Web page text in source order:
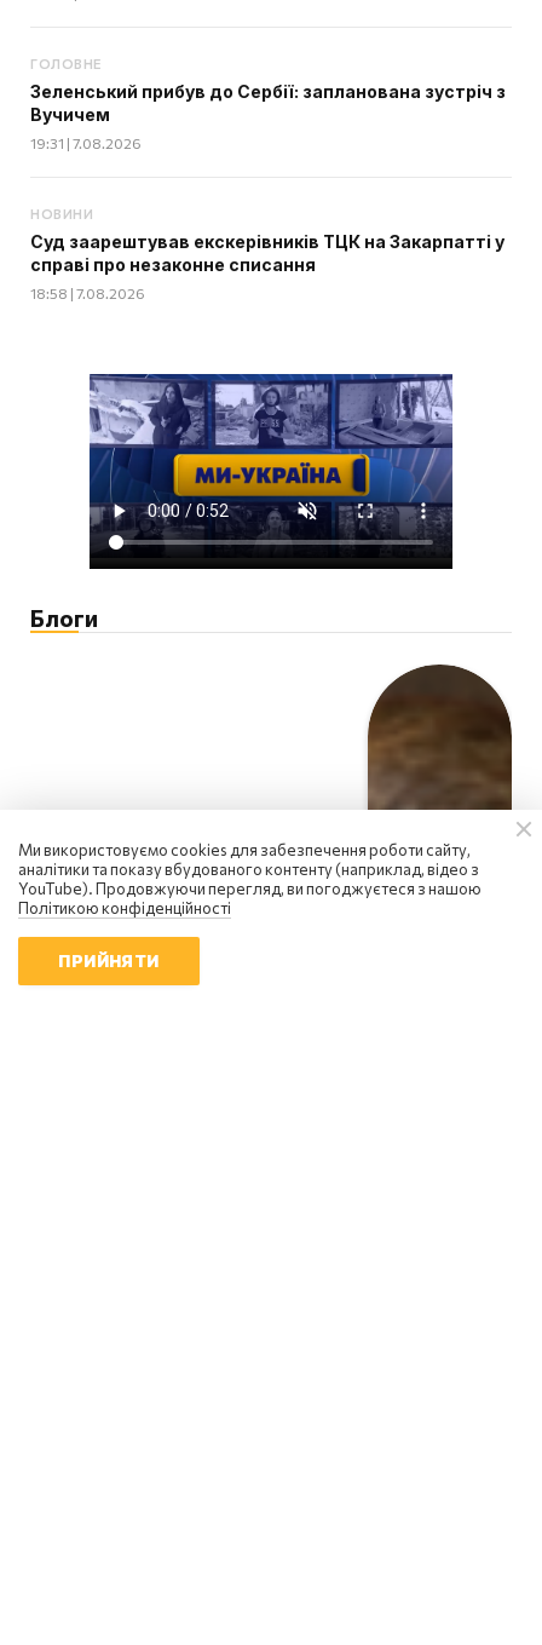
ГОЛОВНЕ
Зеленський прибув до Сербії: запланована зустріч з
Вучичем
19:31 | 7.08.2026
НОВИНИ
Суд заарештував екскерівників ТЦК на Закарпатті у
справі про незаконне списання
18:58 | 7.08.2026
Блоги
Ми використовуємо cookies для забезпечення роботи сайту,
аналітики та показу вбудованого контенту (наприклад, відео з
YouTube). Продовжуючи перегляд, ви погоджуєтеся з нашою
Політикою конфіденційності
ПРИЙНЯТИ